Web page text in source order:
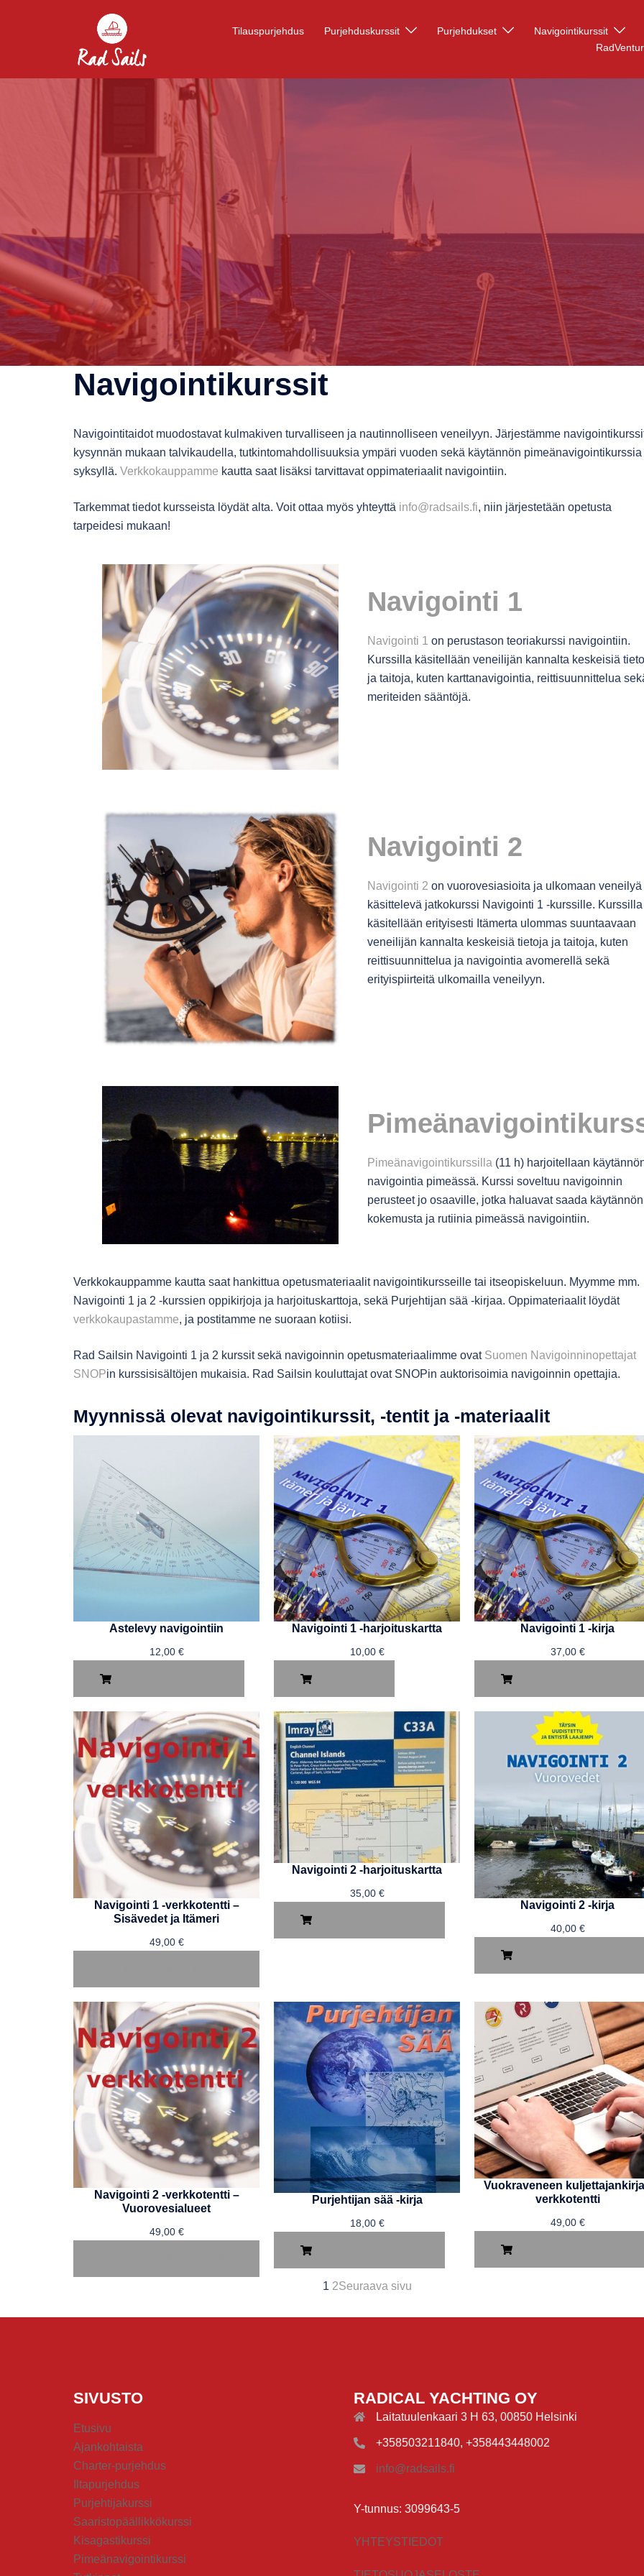
Tilauspurjehdus Purjehduskurssit Purjehdukset
Navigointikurssit
Navigointikurssit
Navigointitaidot muodostavat kulmakiven turvalliseen ja nautinnolliseen veneilyyn. Järjestämme
kysynnän mukaan talvikaudella, tutkintomahdollisuuksia ympäri vuoden sekä käytännön pimeänavigointikurssia
syksyllä. Verkkokauppamme kautta saat lisäksi tarvittavat oppimateriaalit navigointiin.
Tarkemmat tiedot kursseista löydät alta. Voit ottaa myös yhteyttä info@radsails.fi, niin järjestetään opetusta
tarpeidesi mukaan!
Navigointi 1
Navigointi 1 on perustason teoriakurssi navigointiin.
Kurssilla käsitellään veneilijän kannalta keskeisiä
ja taitoja, kuten karttanavigointia, reittisuunnittelua
meriteiden sääntöjä.
Navigointi 2
Navigointi 2 on vuorovesiasioita ja ulkomaan veneilyä
käsittelevä jatkokurssi Navigointi 1 -kurssille. Kurssilla
käsitellään erityisesti Itämerta ulommas suuntaavaan
veneilijän kannalta keskeisiä tietoja ja taitoja, kuten
reittisuunnittelua ja navigointia avomerellä sekä
erityispiirteitä ulkomailla veneilyyn.
Pimeänavigointikurssilla (11 h) harjoitellaan
navigointia pimeässä. Kurssi soveltuu navigoinnin
perusteet jo osaaville, jotka haluavat saada käytännön
kokemusta ja rutiinia pimeässä navigointiin.
Verkkokauppamme kautta saat hankittua opetusmateriaalit navigointikursseille tai itseopiskeluun. Myymme mm.
Navigointi 1 ja 2 -kurssien oppikirjoja ja harjoituskarttoja, sekä Purjehtijan sää -kirjaa. Oppimateriaalit löydät
verkkokaupastamme, ja postitamme ne suoraan kotiisi.
Rad Sailsin Navigointi 1 ja 2 kurssit sekä navigoinnin opetusmateriaalimme ovat Suomen Navigoinninopettajat
SNOPin kurssisisältöjen mukaisia. Rad Sailsin kouluttajat ovat SNOPin auktorisoimia navigoinnin opettajia.
Myynnissä olevat navigointikurssit, -tentit ja -materiaalit
Astelevy navigointiin
12,00 €
Navigointi 1 -harjoituskartta
10,00 €
Navigointi 1 -kirja
37,00 €
Navigointi 1 -verkkotentti –
Sisävedet ja Itämeri
49,00 €
Navigointi 2 -harjoituskartta
35,00 €
Navigointi 2 -kirja
40,00 €
Navigointi 2 -verkkotentti –
Vuorovesialueet
49,00 €
Purjehtijan sää -kirja
18,00 €
Vuokraveneen
verkkotentti
49,00 €
1 2Seuraava sivu
SIVUSTO
Etusivu
Ajankohtaista
Charter-purjehdus
Iltapurjehdus
Purjehtijakurssi
Saaristopäällikkökurssi
Kisagastikurssi
Pimeänavigointikurssi
RADICAL YACHTING OY
Laitatuulenkaari 3 H 63, 00850 Helsinki
+358503211840, +358443448002
info@radsails.fi
Y-tunnus: 3099643-5
YHTEYSTIEDOT